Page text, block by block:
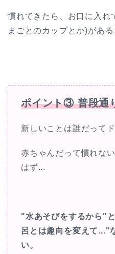
慣れてきたら、お口に入れ
まごとのカップとか)があ
ポイント③ 普段通
新しいことは誰だって
赤ちゃんだって慣れな
はず...
"水あそびをするから"
呂とは趣向を変えて..."
い。